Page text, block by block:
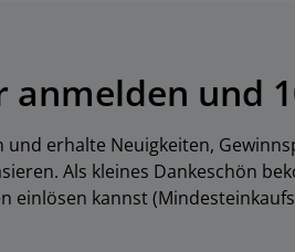
anmelden und
und erhalte Neuigkeiten,
Als kleines Dankeschön
einlösen kannst